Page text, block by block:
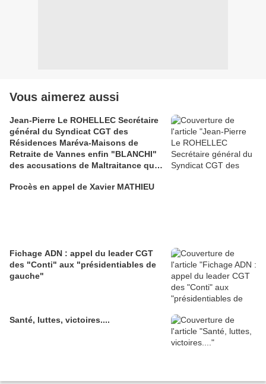
Vous aimerez aussi
Jean-Pierre Le ROHELLEC Secrétaire
général du Syndicat CGT des
Résidences Maréva-Maisons de
Retraite de Vannes enfin "BLANCHI"
des accusations de Maltraitance qui
Procès en appel de Xavier MATHIEU
Fichage ADN : appel du leader CGT
des "Conti" aux "présidentiables de
gauche"
Santé, luttes, victoires....